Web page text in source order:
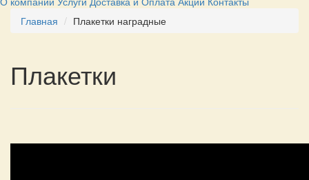
Главная
Плакетки наградные
Плакетки